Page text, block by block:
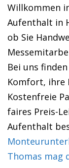
Willkommen
Aufenthalt in
ob Sie
Bei uns
Komfort, ihre
Kostenfreie
faires Preis-
Aufenthalt
Thomas mag